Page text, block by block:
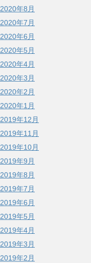
2020年8月
2020年7月
2020年6月
2020年5月
2020年4月
2020年3月
2020年2月
2020年1月
2019年12月
2019年11月
2019年10月
2019年9月
2019年8月
2019年7月
2019年6月
2019年5月
2019年4月
2019年3月
2019年2月